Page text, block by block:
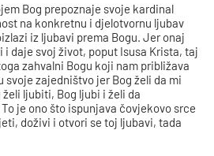
Bog prepoznaje svoje kardinal
na konkretnu i djelotvornu ljubav
iz ljubavi prema Bogu. Jer onaj
daje svoj život, poput Isusa Krista, taj
zahvalni Bogu koji nam približava
svoje zajedništvo jer Bog želi da mi
ljubiti, Bog ljubi i želi da
je ono što ispunjava čovjekovo srce
doživi i otvori se toj ljubavi, tada